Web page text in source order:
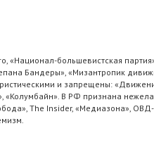
большевистская
Бандеры», «Мизантропик
и запрещены:
«Колумбайн». В РФ признана
The Insider, «Медиазона»,